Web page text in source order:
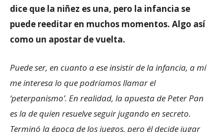
dice que la niñez es una, pero la infancia se
puede reeditar en muchos momentos. Algo así
como un apostar de vuelta.
Puede ser, en cuanto a ese insistir de la infancia, a mí
me interesa lo que podríamos llamar el
‘peterpanismo’. En realidad, la apuesta de Peter Pan
es la de quien resuelve seguir jugando en secreto.
Terminó la época de los juegos, pero él decide jugar